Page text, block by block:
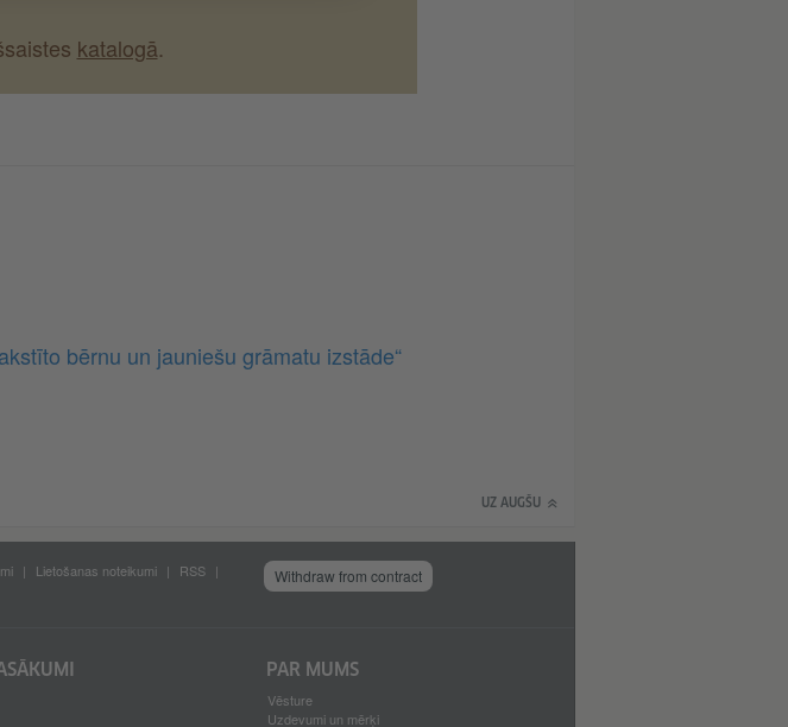
katalogā.
bērnu un jauniešu grāmatu izstāde“
UZ AUGŠU
Lietošanas noteikumi
RSS
Withdraw from contract
PAR MUMS
Vēsture
Uzdevumi un mērķi